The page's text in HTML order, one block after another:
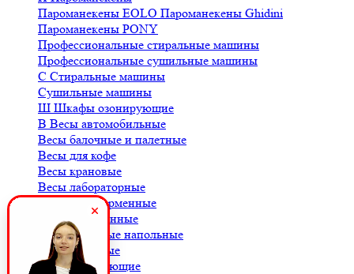
Пароманекены EOLO Пароманекены Ghidini
Пароманекены PONY
Профессиональные стиральные машины
Профессиональные сушильные машины
С Стиральные машины
Сушильные машины
Ш Шкафы озонирующие
В Весы автомобильные
Весы балочные и палетные
Весы для кофе
Весы крановые
Весы лабораторные
Весы платформенные
Весы порционные
Весы товарные напольные
Весы торговые
К Комплектующие